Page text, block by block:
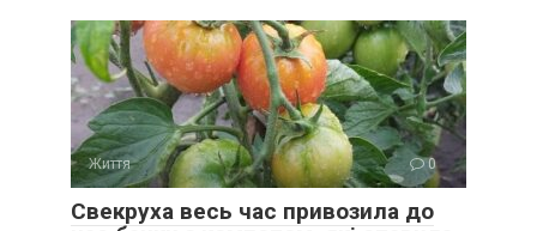
Життя 0
Свекруха весь час привозила до